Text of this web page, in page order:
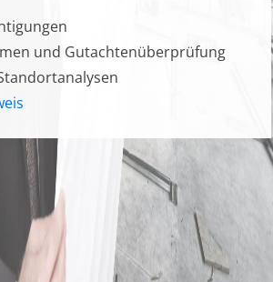
und Gutachtenüberprüfung